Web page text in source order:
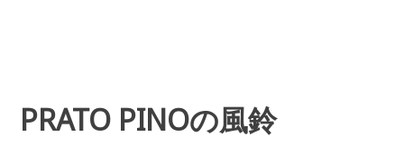
PRATO PINOの風鈴